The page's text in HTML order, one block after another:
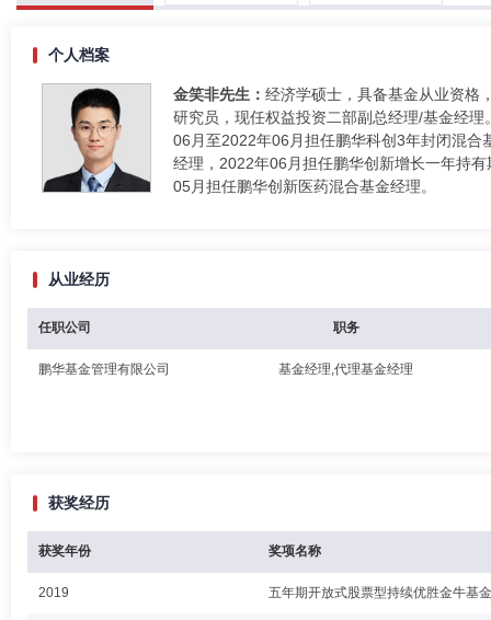
个人档案
金笑非先生： 经济学硕士，具备基金从业资格
研究员，现任权益投资二部副总经理/基金经
06月至2022年06月担任鹏华科创3年封闭混
经理，2022年06月担任鹏华创新增长一年持
05月担任鹏华创新医药混合基金经理。
从业经历
任职公司 职务
鹏华基金管理有限公司 基金经理,代理基金经理
获奖经历
获奖年份 奖项名称
2019 五年期开放式股票型持续优胜金牛基金